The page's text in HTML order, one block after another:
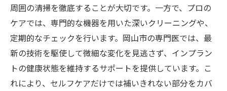
周囲の清掃を徹底することが大切です。一方で、プロの
ケアでは、専門的な機器を用いた深いクリーニングや、
定期的なチェックを行います。岡山市の専門医では、最
新の技術を駆使して微細な変化を見逃さず、インプラン
トの健康状態を維持するサポートを提供しています。こ
れにより、セルフケアだけでは補いきれない部分をカバ